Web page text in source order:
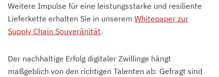
Weitere Impulse für eine leistungsstarke und resiliente
Lieferkette erhalten Sie in unserem Whitepaper zur
Supply Chain Souveränität.
Der nachhaltige Erfolg digitaler Zwillinge hängt
maßgeblich von den richtigen Talenten ab: Gefragt sind